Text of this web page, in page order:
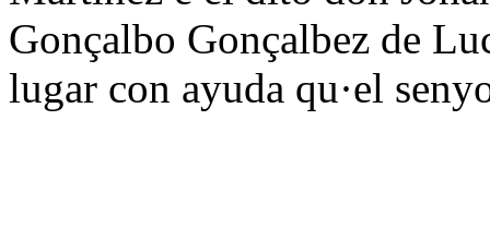
Gonçalbo Gonçalbez de
lugar con ayuda qu·el